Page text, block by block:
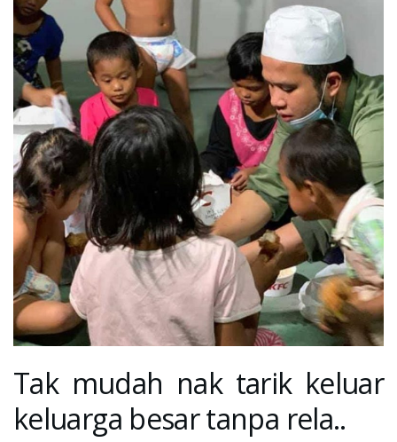
Tak mudah nak tarik keluar
keluarga besar tanpa rela..